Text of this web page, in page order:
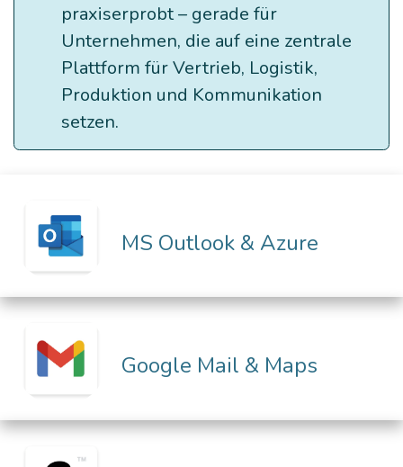
praxiserprobt – gerade für
Unternehmen, die auf eine zentrale
Plattform für Vertrieb, Logistik,
Produktion und Kommunikation
setzen.
MS Outlook & Azure
Google Mail & Maps